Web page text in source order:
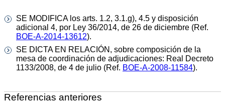
SE MODIFICA los arts. 1.2, 3.1.g), 4.5 y disposición
adicional 4, por Ley 36/2014, de 26 de diciembre (Ref.
BOE-A-2014-13612).
SE DICTA EN RELACIÓN, sobre composición de la
mesa de coordinación de adjudicaciones: Real Decreto
1133/2008, de 4 de julio (Ref. BOE-A-2008-11584).
Referencias anteriores